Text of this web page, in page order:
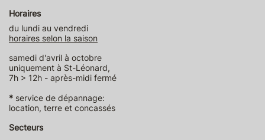
Horaires
du lundi au vendredi
horaires selon la saison
samedi d'avril à octobre
uniquement à St-Léonard,
7h > 12h - après-midi fermé
* service de dépannage:
location, terre et concassés
Secteurs